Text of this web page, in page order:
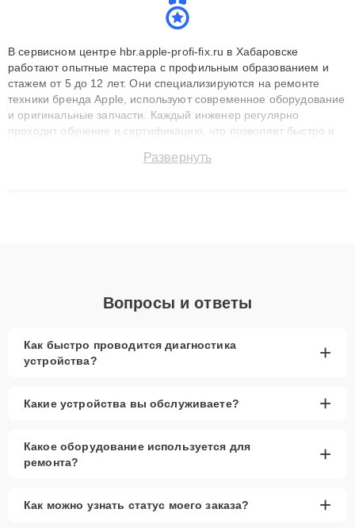
В сервисном центре hbr.apple-profi-fix.ru в Хабаровске
работают опытные мастера с профильным образованием и
стажем от 5 до 12 лет. Они специализируются на ремонте
техники бренда Apple, используют современное оборудование
и оригинальные запчасти. Каждый инженер регулярно
проходит обучение и сертификацию, что позволяет быстро и
сохранением гарантии до 3 лет. Наши мастера решают
Развернуть
Вопросы и ответы
Как быстро проводится диагностика
устройства?
+
Какие устройства вы обслуживаете? +
Какое оборудование используется для
ремонта?
+
Как можно узнать статус моего заказа? +